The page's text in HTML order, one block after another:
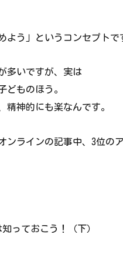
よう」というコンセプトで
多いですが、実は
どものほう。
精神的にも楽なんです。
ンラインの記事中、3位の
っておこう！（下）